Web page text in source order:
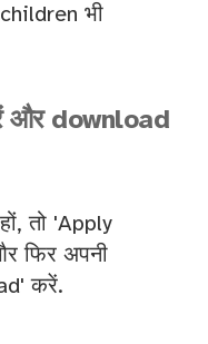
भी
और download
तो 'Apply
फिर अपनी
करें.